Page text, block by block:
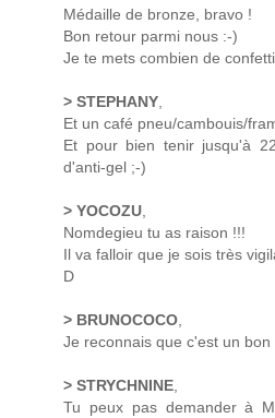
Médaille de bronze, bravo !
Bon retour parmi nous :-)
Je te mets combien de
> STEPHANY
Et un café pneu/cambouis/
Et pour bien tenir jusqu'à
d'anti-gel ;-)
> YOCOZU
Nomdegieu tu as raison !!!
Il va falloir que je sois très
D
> BRUNOCOCO
Je reconnais que c'est un bon
> STRYCHNINE
Tu peux pas demander à